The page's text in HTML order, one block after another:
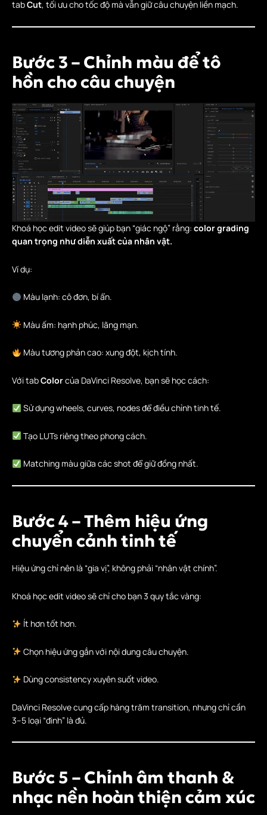
tabCut, tối ưu cho tốc độ mà vẫn giữ câu chuyện liền mạch.
Bước 3 – Chỉnh màu để tô
hồn cho câu chuyện
Khoá học edit video sẽ giúp bạn “giác ngộ” rằng: color grading
quan trọng như diễn xuất của nhân vật.
Ví dụ:
Màu lạnh: cô đơn, bí ẩn.
Màu ấm: hạnh phúc, lãng mạn.
Màu tương phản cao: xung đột, kịch tính.
Với tabColorcủa DaVinci Resolve, bạn sẽ học cách:
Sử dụng wheels, curves, nodes để điều chỉnh tinh tế.
Tạo LUTs riêng theo phong cách.
Matching màu giữa các shot để giữ đồng nhất.
Bước 4 – Thêm hiệu ứng
chuyển cảnh tinh tế
Hiệu ứng chỉ nên là “gia vị”, không phải “nhân vật chính”.
Khoá học edit video sẽ chỉ cho bạn 3 quy tắc vàng:
Ít hơn tốt hơn.
Chọn hiệu ứng gắn với nội dung câu chuyện.
Dùng consistency xuyên suốt video.
DaVinci Resolve cung cấp hàng trăm transition, nhưng chỉ cần
3–5 loại “đinh” là đủ.
Bước 5 – Chỉnh âm thanh &
nhạc nền hoàn thiện cảm xúc